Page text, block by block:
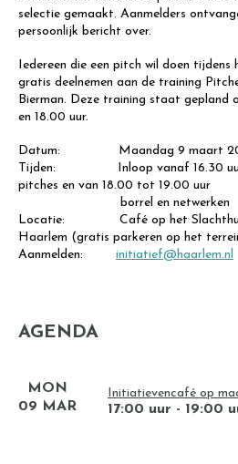
selectie gemaakt. Aanmelders
persoonlijk bericht over.
Iedereen die een pitch wil doen
gratis deelnemen aan de training
Bierman. Deze training staat gepland
en 18.00 uur.
Datum: Maandag 9 maart
Tijden: Inloop vanaf 16.30 uur.
pitches en van 18.00 tot 19.00 uur
borrel en netwerken
Locatie: Café op het
Haarlem (gratis parkeren op het
Aanmelden: initiatief@haarlem.nl
AGENDA
MON
09 MAR
Initiatievencafé op
17:00 uur - 19:00